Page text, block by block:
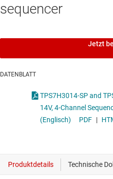
sequencer
Jetzt
DATENBLATT
TPS7H3014-SP and TPS7H3014-
14V, 4-Channel
(Englisch)
PDF |